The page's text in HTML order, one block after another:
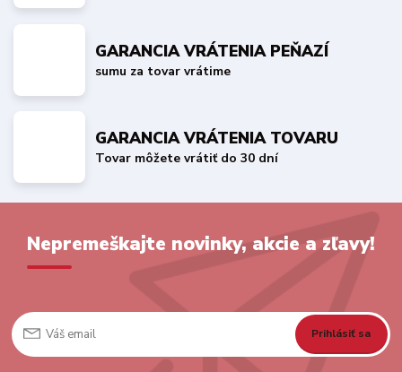
GARANCIA VRÁTENIA PEŇAZÍ
sumu za tovar vrátime
GARANCIA VRÁTENIA TOVARU
Tovar môžete vrátiť do 30 dní
Nepremeškajte novinky, akcie a zľavy!
Prihlásiť sa